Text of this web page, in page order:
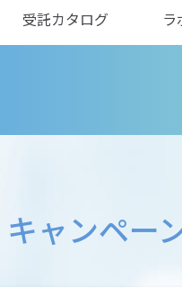
受託カタログ ラ
キャンペー